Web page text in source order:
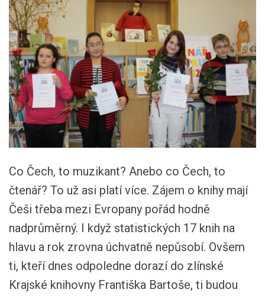
Co Čech, to muzikant? Anebo co Čech, to
čtenář? To už asi platí více. Zájem o knihy mají
Češi třeba mezi Evropany pořád hodně
nadprůměrný. I když statistických 17 knih na
hlavu a rok zrovna úchvatně nepůsobí. Ovšem
ti, kteří dnes odpoledne dorazí do zlínské
Krajské knihovny Františka Bartoše, ti budou